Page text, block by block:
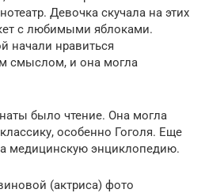
Девочка скучала на этих
с любимыми яблоками.
начали нравиться
смыслом, и она могла
было чтение. Она могла
особенно Гоголя. Еще
медицинскую энциклопедию.
(актриса) фото